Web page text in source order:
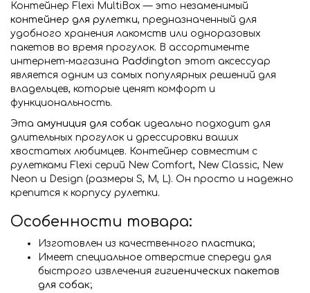
Контейнер Flexi MultiBox — это незаменимый
контейнер для рулетки, предназначенный для
удобного хранения лакомств или одноразовых
пакетов во время прогулок. В ассортименте
интернет-магазина Paddington этот аксессуар
является одним из самых популярных решений для
владельцев, которые ценят комфорт и
функциональность.
Эта амуниция для собак идеально подходит для
длительных прогулок и дрессировки ваших
хвостатых любимцев. Контейнер совместим с
рулетками Flexi серий New Comfort, New Classic, New
Neon и Design (размеры S, M, L). Он просто и надежно
крепится к корпусу рулетки.
Особенности товара:
Изготовлен из качественного пластика;
Имеет специальное отверстие спереди для
быстрого извлечения гигиенических пакетов
для собак;